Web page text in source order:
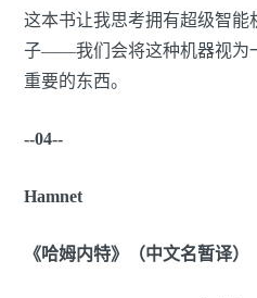
这本书让我思考拥有超级智
子——我们会将这种机器视为
重要的东西。
--04--
Hamnet
《哈姆内特》（中文名暂译）